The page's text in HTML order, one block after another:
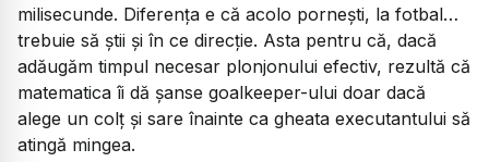
milisecunde. Diferența e că acolo pornești, la fotbal…
trebuie să știi și în ce direcție. Asta pentru că, dacă
adăugăm timpul necesar plonjonului efectiv, rezultă că
matematica îi dă șanse goalkeeper-ului doar dacă
alege un colț și sare înainte ca gheata executantului să
atingă mingea.